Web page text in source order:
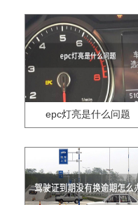
epc灯亮是什么问题